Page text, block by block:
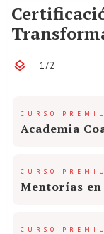
172
CURSO
Academia
CURSO
Mentorías
CURSO